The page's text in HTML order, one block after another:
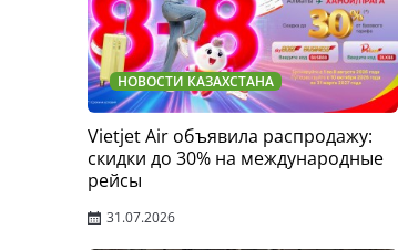
НОВОСТИ КАЗАХСТАНА
Vietjet Air объявила распродажу:
скидки до 30% на международные
рейсы
31.07.2026